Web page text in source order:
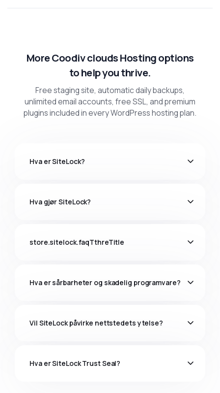
More Coodiv clouds Hosting options
to help you thrive.
Free staging site, automatic daily backups,
unlimited email accounts, free SSL, and premium
plugins included in every WordPress hosting plan.
Hva er SiteLock?
Hva gjør SiteLock?
store.sitelock.faqTthreTitle
Hva er sårbarheter og skadelig programvare?
Vil SiteLock påvirke nettstedets ytelse?
Hva er SiteLock Trust Seal?